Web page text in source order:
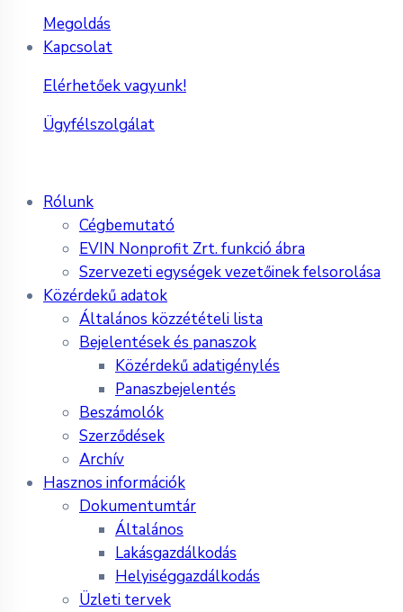
Megoldás
Kapcsolat
Elérhetőek vagyunk!
Ügyfélszolgálat
Rólunk
Cégbemutató
EVIN Nonprofit Zrt. funkció ábra
Szervezeti egységek vezetőinek felsorolása
Közérdekű adatok
Általános közzétételi lista
Bejelentések és panaszok
Közérdekű adatigénylés
Panaszbejelentés
Beszámolók
Szerződések
Archív
Hasznos információk
Dokumentumtár
Általános
Lakásgazdálkodás
Helyiséggazdálkodás
Üzleti tervek